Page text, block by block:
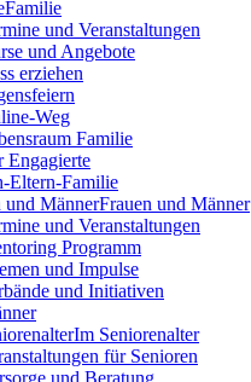
Familie
und Veranstaltungen
und Angebote
erziehen
Weg
Familie
Engagierte
Eltern-Familie
Frauen und Männer
und Veranstaltungen
Programm
und Impulse
und Initiativen
Im Seniorenalter
für Senioren